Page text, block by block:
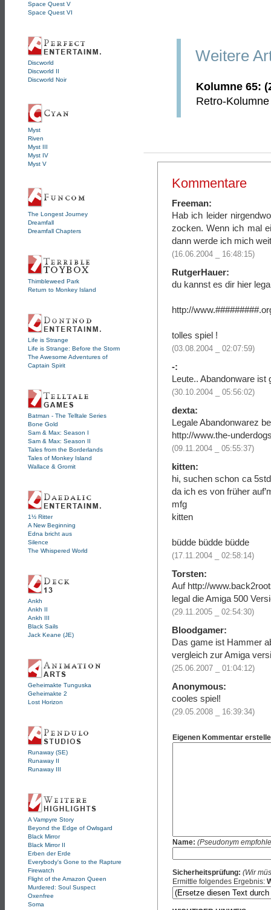
Space Quest V
Space Quest VI
Discworld
Discworld II
Discworld Noir
Myst
Riven
Myst III
Myst IV
Myst V
The Longest Journey
Dreamfall
Dreamfall Chapters
Thimbleweed Park
Return to Monkey Island
Life is Strange
Life is Strange: Before the Storm
The Awesome Adventures of
Captain Spirit
Batman - The Telltale Series
Bone Gold
Sam & Max: Season I
Sam & Max: Season II
Tales from the Borderlands
Tales of Monkey Island
Wallace & Gromit
1½ Ritter
A New Beginning
Edna bricht aus
Silence
The Whispered World
Ankh
Ankh II
Ankh III
Black Sails
Jack Keane (JE)
Geheimakte Tunguska
Geheimakte 2
Lost Horizon
Runaway (SE)
Runaway II
Runaway III
A Vampyre Story
Beyond the Edge of Owlsgard
Black Mirror
Black Mirror II
Erben der Erde
Everybody's Gone to the Rapture
Firewatch
Flight of the Amazon Queen
Murdered: Soul Suspect
Oxenfree
Soma
Weitere
Kolumne 65:
Retro-
Kommentare
Freeman:
Hab ich leider
zocken. Wenn ich mal
dann werde ich mich
(16.06.2004 _ 16:48:15)
RutgerHauer:
du kannst es dir hier
http://
tolles spiel !
(03.08.2004 _ 02:07:59)
-:
Leute.. Abandonware ist
(30.10.2004 _ 05:56:02)
dexta:
Legale Abandonwarez
http://www.the-
(09.11.2004 _ 05:55:37)
kitten:
hi, suchen schon ca
da ich es von früher
mfg
kitten
büdde büdde büdde
(17.11.2004 _ 02:58:14)
Torsten:
Auf http://
legal die Amiga 500
(29.11.2005 _ 02:54:30)
Bloodgamer:
Das game ist Hammer
vergleich zur Amiga
(25.06.2007 _ 01:04:12)
Anonymous:
cooles spiel!
(29.05.2008 _ 16:39:34)
Eigenen Kommentar
Name: (Pseudonym
Sicherheitsprüfung: (Wir
Ermittle folgendes Ergebnis: